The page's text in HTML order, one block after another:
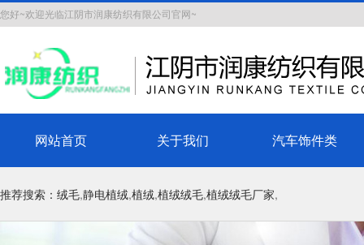
您好~欢迎光临江阴市润康纺织有限公司官网~
网站首页 关于我们 汽车饰件类
推荐搜索： 绒毛,静电植绒,植绒,植绒绒毛,植绒绒毛厂家,